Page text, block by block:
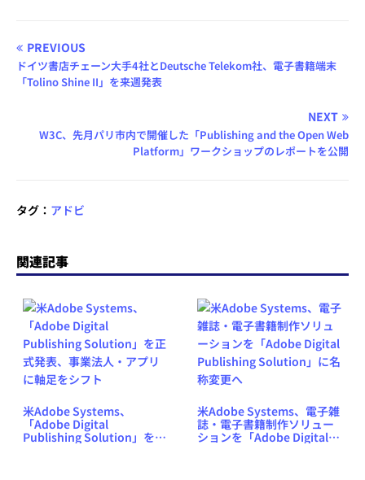
PREVIOUS
ドイツ書店チェーン大手4社とDeutsche Telekom社、電子書籍端末
「Tolino Shine II」を来週発表
NEXT
W3C、先月パリ市内で開催した「Publishing and the Open Web
Platform」ワークショップのレポートを公開
タグ： アドビ
関連記事
米Adobe Systems、
「Adobe Digital
Publishing Solution」を正
米Adobe Systems、電子雑
誌・電子書籍制作ソリュー
ションを「Adobe Digital